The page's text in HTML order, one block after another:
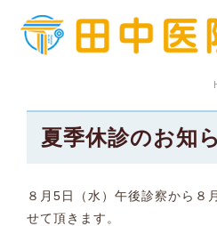
夏季休診のお知
８月5日（水）午後診察から８
せて頂きます。